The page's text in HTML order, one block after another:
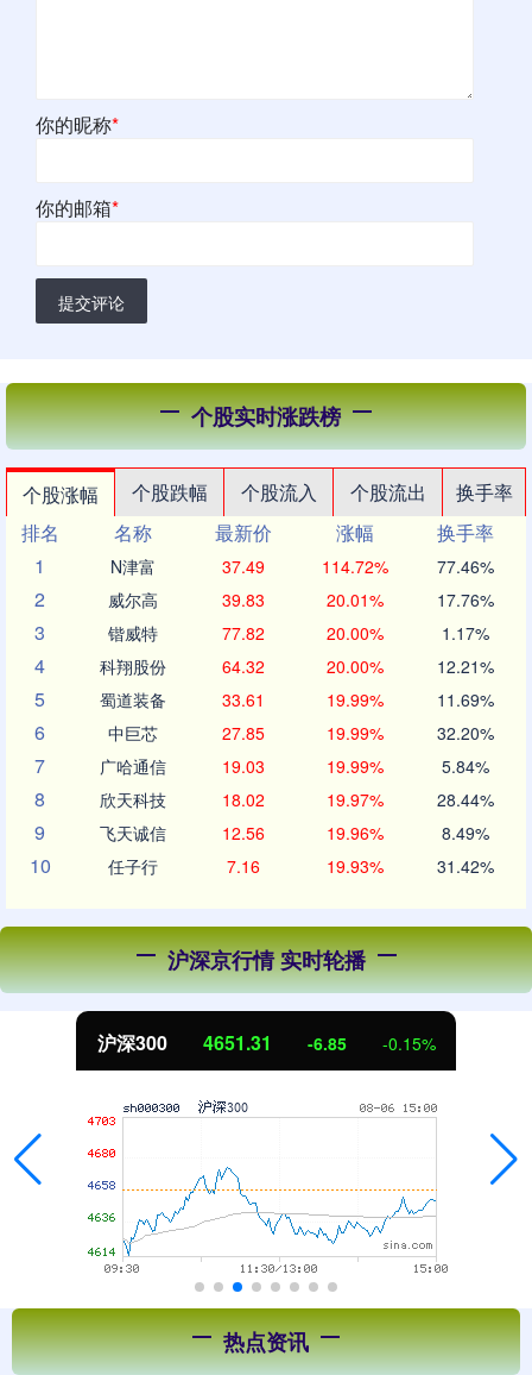
你的昵称*
你的邮箱*
提交评论
个股实时涨跌榜
个股涨幅 个股跌幅 个股流入 个股流出
换手率
排名
名称 最新价 涨幅
换手率
1
N津富 37.49 114.72% 77.46%
2 威尔高 39.83 20.01% 17.76%
3 锴威特 77.82 20.00% 1.17%
4 科翔股份 64.32 20.00% 12.21%
5 蜀道装备 33.61 19.99% 11.69%
6 中巨芯 27.85 19.99% 32.20%
7 广哈通信 19.03 19.99% 5.84%
8 欣天科技 18.02 19.97% 28.44%
9 飞天诚信 12.56 19.96% 8.49%
10 任子行 7.16 19.93% 31.42%
沪深京行情 实时轮播
沪深300 4651.31 -6.85 -0.15%
热点资讯